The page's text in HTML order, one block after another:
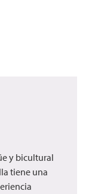
y bicultural
tiene una